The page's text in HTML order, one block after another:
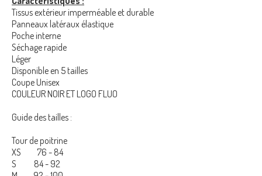
Tissus extérieur imperméable et durable
Panneaux latéraux élastique
Poche interne
Séchage rapide
Léger
Disponible en 5 tailles
Coupe Unisex
COULEUR NOIR ET LOGO FLUO
Guide des tailles :
Tour de poitrine
XS
76 - 84
S
84 - 92